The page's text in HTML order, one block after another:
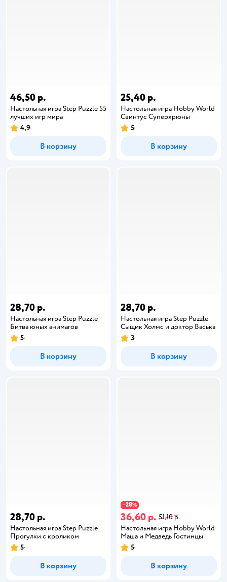
46,50 р.
Настольная игра Step Puzzle 55
лучших игр мира
4,9
В корзину
25,40 р.
Настольная игра Hobby World
Свинтус Суперхрюны
5
В корзину
28,70 р.
Настольная игра Step Puzzle
Битва юных анимагов
5
В корзину
28,70 р.
Настольная игра Step Puzzle
Сыщик Холмс и доктор Васька
3
В корзину
28,70 р.
Настольная игра Step Puzzle
Прогулки с кроликом
5
В корзину
−28%
36,60 р. 51,10 р.
Настольная игра Hobby World
Маша и Медведь Гостинцы
5
В корзину